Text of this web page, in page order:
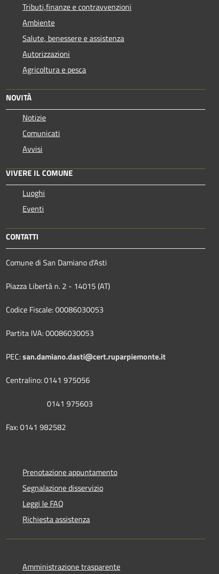
Tributi,finanze e contravvenzioni
Ambiente
Salute, benessere e assistenza
Autorizzazioni
Agricoltura e pesca
NOVITÀ
Notizie
Comunicati
Avvisi
VIVERE IL COMUNE
Luoghi
Eventi
CONTATTI
Comune di San Damiano d'Asti
Piazza Libertà n. 2 - 14015 (AT)
Codice Fiscale: 00086030053
Partita IVA: 00086030053
PEC:san.damiano.dasti@cert.ruparpiemonte.it
Centralino: 0141 975056
0141 975603
Fax: 0141 982582
Prenotazione appuntamento
Segnalazione disservizio
Leggi le FAQ
Richiesta assistenza
Amministrazione trasparente